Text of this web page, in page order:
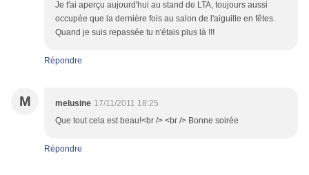
Je t'ai aperçu aujourd'hui au stand de LTA, toujours aussi
occupée que la dernière fois au salon de l'aiguille en fêtes.
Quand je suis repassée tu n'étais plus là !!!
Répondre
M melusine 17/11/2011 18:25
Que tout cela est beau!<br /> <br /> Bonne soirée
Répondre